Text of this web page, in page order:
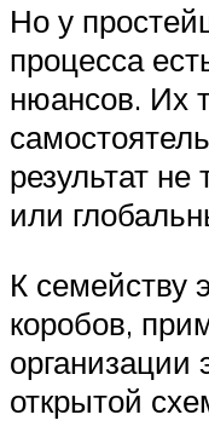
Но у
процесса
нюансов. Их
результат
или
К семейству
коробов,
организации
открытой